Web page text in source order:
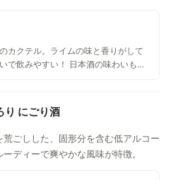
カクテル。ライムの味と香りがして
で飲みやすい！ 日本酒の味わいもち
ックで飲みました。どんなお料理に
り にごり酒
荒ごしした、固形分を含む低アルコー
ディーで爽やかな風味が特徴。